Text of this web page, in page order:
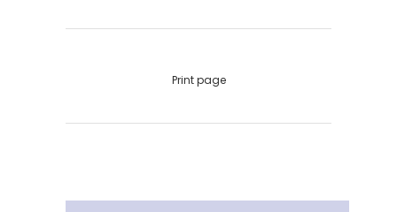
Print page